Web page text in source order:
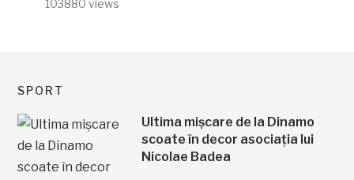
103880 views
SPORT
Ultima mișcare de la Dinamo
scoate în decor asociația lui
Nicolae Badea